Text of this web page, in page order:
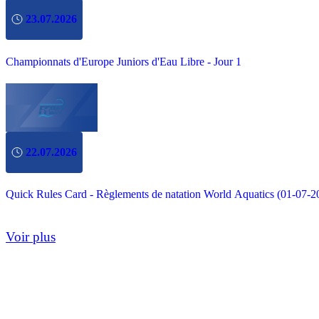
23.07.2026
Championnats d'Europe Juniors d'Eau Libre - Jour 1
22.07.2026
Quick Rules Card - Règlements de natation World Aquatics (01-07-
Voir plus